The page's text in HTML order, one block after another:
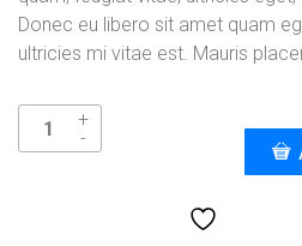
Donec eu libero sit amet quam
ultricies mi vitae est. Mauris